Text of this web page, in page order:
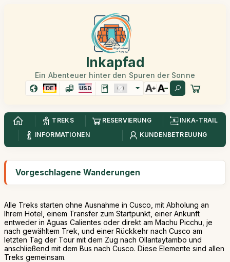
Inkapfad
Ein Abenteuer hinter den Spuren der Sonne
DE USD
TREKS RESERVIERUNG
INKA-TRAIL
INFORMATIONEN
KUNDENBETREUUNG
Vorgeschlagene Wanderungen
Alle Treks starten ohne Ausnahme in Cusco, mit Abholung an
Ihrem Hotel, einem Transfer zum Startpunkt, einer Ankunft
entweder in Aguas Calientes oder direkt am Machu Picchu, je
nach gewähltem Trek, und einer Rückkehr nach Cusco am
letzten Tag der Tour mit dem Zug nach Ollantaytambo und
anschließend mit dem Bus nach Cusco. Diese Elemente sind allen
Treks gemeinsam.